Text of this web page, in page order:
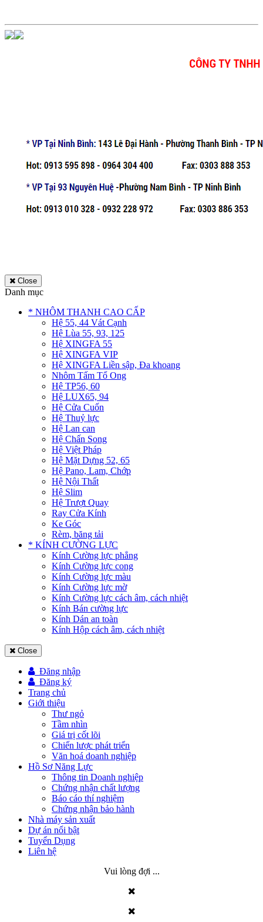
Close
Danh mục
* NHÔM THANH CAO CẤP
Hệ 55, 44 Vát Cạnh
Hệ Lùa 55, 93, 125
Hệ XINGFA 55
Hệ XINGFA VIP
Hệ XINGFA Liền sập, Đa khoang
Nhôm Tấm Tổ Ong
Hệ TP56, 60
Hệ LUX65, 94
Hệ Cửa Cuốn
Hệ Thuỷ lực
Hệ Lan can
Hệ Chấn Song
Hệ Việt Pháp
Hệ Mặt Dựng 52, 65
Hệ Pano, Lam, Chớp
Hệ Nội Thất
Hệ Slim
Hệ Trượt Quay
Ray Cửa Kính
Ke Góc
Rèm, băng tải
* KÍNH CƯỜNG LỰC
Kính Cường lực phẳng
Kính Cường lực cong
Kính Cường lực màu
Kính Cường lực mờ
Kính Cường lực cách âm, cách nhiệt
Kính Bán cường lực
Kính Dán an toàn
Kính Hộp cách âm, cách nhiệt
Close
Đăng nhập
Đăng ký
Trang chủ
Giới thiệu
Thư ngỏ
Tầm nhìn
Giá trị cốt lõi
Chiến lược phát triển
Văn hoá doanh nghiệp
Hồ Sơ Năng Lực
Thông tin Doanh nghiệp
Chứng nhận chất lượng
Báo cáo thí nghiệm
Chứng nhận bảo hành
Nhà máy sản xuất
Dự án nổi bật
Tuyển Dụng
Liên hệ
Vui lòng đợi ...